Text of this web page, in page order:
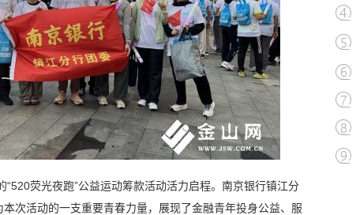
荧光夜跑”公益运动筹款活动活力启程。南京银行镇江分
次活动的一支重要青春力量，展现了金融青年投身公益、服